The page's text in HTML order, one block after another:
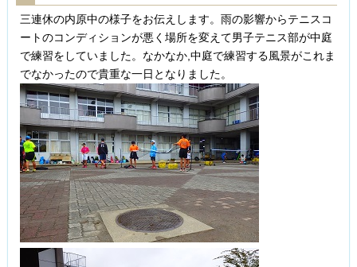
三連休の内原中の様子をお伝えします。雨の影響からテニスコ
ートのコンディションが悪く場所を変えて男子テニス部が中庭
で練習をしていました。なかなか,中庭で練習する風景がこれま
でなかったので貴重な一日となりました。